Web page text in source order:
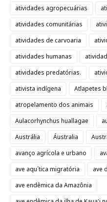
atividades agropecuárias
atividades comunitárias
atividades de carvoaria
atividades humanas
atividades predatórias.
ativista indígena
Atlapetes
atropelamento dos animais
Aulacorhynchus huallagae
Austrália
Áustralia
avanço agrícola e urbano
ave aqu´tica migratória
ave
ave endêmica da Amazônia